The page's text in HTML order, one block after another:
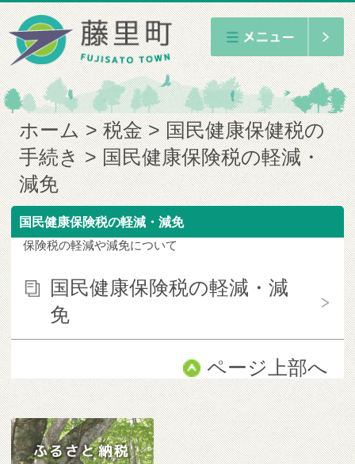
ホーム 税金
国民健康保健税の
手続き
国民健康保険税の軽減・
減免
国民健康保険税の軽減・減免
保険税の軽減や減免について
国民健康保険税の軽減・減
免
ページ上部へ